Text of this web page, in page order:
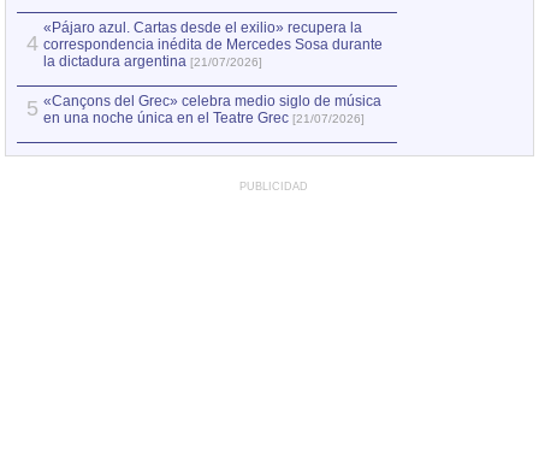
4
«Pájaro azul. Cartas desde el exilio» recupera la
correspondencia inédita de Mercedes Sosa durante
la dictadura argentina [21/07/2026]
5 «Cançons del Grec» celebra medio siglo de música
en una noche única en el Teatre Grec [21/07/2026]
PUBLICIDAD